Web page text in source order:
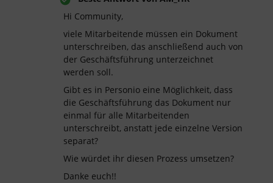
Hi Community,
viele Mitarbeitende müssen ein Dokument
unterschreiben, das anschließend auch von
der Geschäftsführung unterzeichnet
werden soll.
Gibt es in Personio eine Möglichkeit, dass
die Geschäftsführung das Dokument nur
einmal für alle Mitarbeitenden
unterschreibt, anstatt jede einzelne Version
separat?
Wie würdet ihr diesen Prozess umsetzen?
Danke euch!!